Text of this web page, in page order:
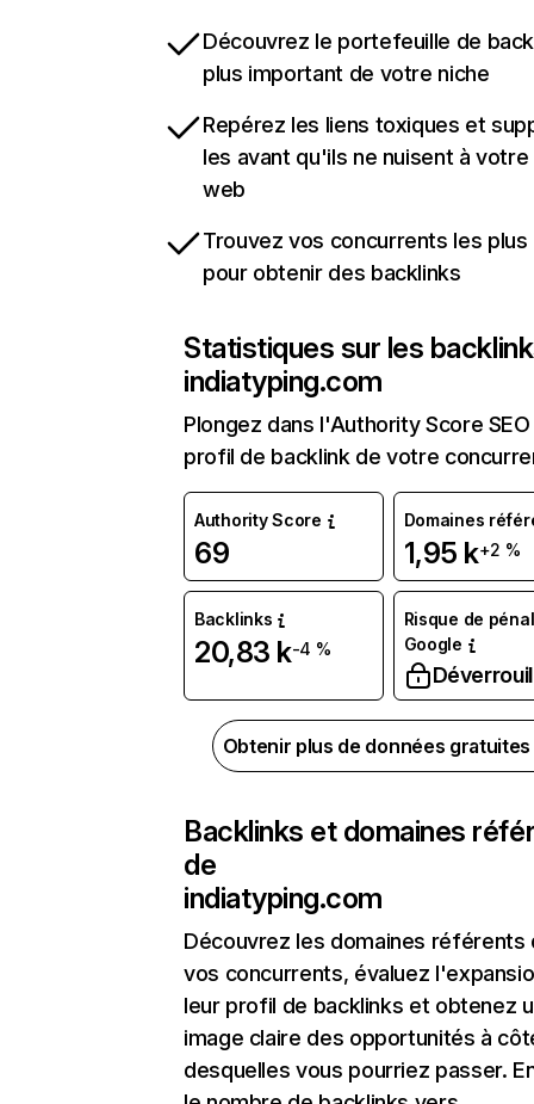
Découvrez le portefeuille de
plus important de votre niche
Repérez les liens toxiques et
les avant qu'ils ne nuisent à
web
Trouvez vos concurrents les
pour obtenir des backlinks
Statistiques sur les
indiatyping.com
Plongez dans l'Authority Score
profil de backlink de votre
Authority Score
69
Domaines
1,95 k+2 %
Backlinks
20,83 k-4 %
Risque de
Google
Obtenir plus de données
Backlinks et domaines
de
indiatyping.com
Découvrez les domaines référents
vos concurrents, évaluez
leur profil de backlinks et obtenez
image claire des opportunités à
desquelles vous pourriez passer.